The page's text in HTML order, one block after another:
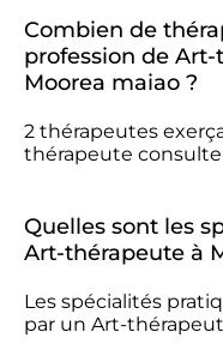
Combien de
profession de
Moorea maiao ?
2 thérapeutes
thérapeute
Quelles sont les
Art-thérapeute à
Les spécialités
par un Art-